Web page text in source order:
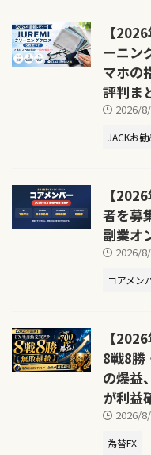
【
ーニン
マホの
評判ま
2026/
JACKお勧
【
者を募
副業オ
2026/
コアメン
【
8戦8勝
の爆益
が利益
2026/
為替FX